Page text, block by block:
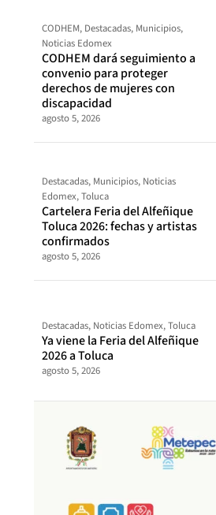
CODHEM, Destacadas, Municipios,
Noticias Edomex
CODHEM dará seguimiento a
convenio para proteger
derechos de mujeres con
discapacidad
agosto 5, 2026
Destacadas, Municipios, Noticias
Edomex,Toluca
Cartelera Feria del Alfeñique
Toluca 2026: fechas y artistas
confirmados
agosto 5, 2026
Destacadas, Noticias Edomex,Toluca
Ya viene la Feria del Alfeñique
2026 a Toluca
agosto 5, 2026